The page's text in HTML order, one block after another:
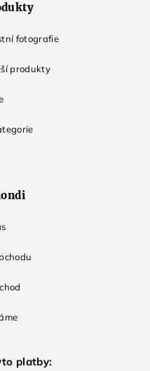
fotografie
produkty
platby: